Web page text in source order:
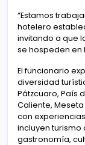
“Estamos
hotelero
invitando a que
se hospeden en
El funcionario
diversidad
Pátzcuaro, País
Caliente,
con
incluyen turismo
gastronomía,